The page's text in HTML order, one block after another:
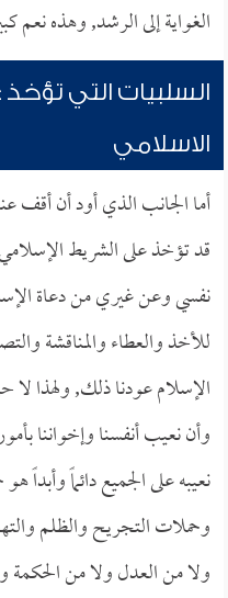
الغواية إلى الرشد, وهذه نعم
السلبيات التي
الاسلامي
أما الجانب الذي أود أن أقف
قد تؤخذ على الشريط
نفسي وعن غيري من دعاة
للأخذ والعطاء والمناقشة
الإسلام عودنا ذلك, ولهذا
وأن نعيب أنفسنا وإخواننا
نعيبه على الجميع دائماً وأبداً
وحملات التجريح والظلم
ولا من العدل ولا من